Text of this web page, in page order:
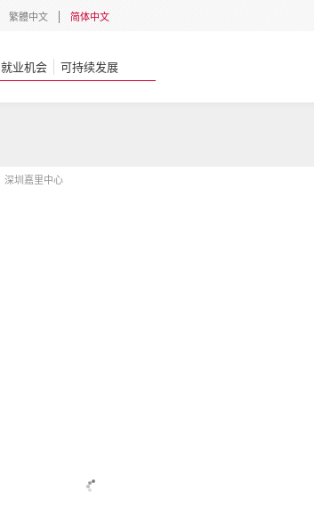
繁體中文 简体中文
就业机会 可持续发展
深圳嘉里中心